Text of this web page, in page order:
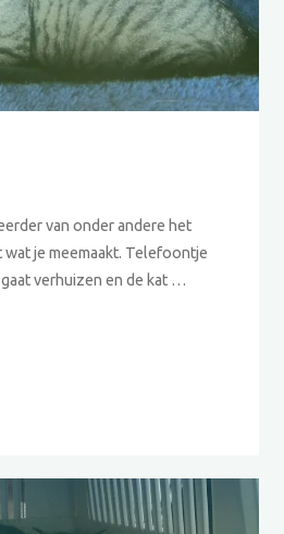
van onder andere het
je meemaakt. Telefoontje
verhuizen en de kat …